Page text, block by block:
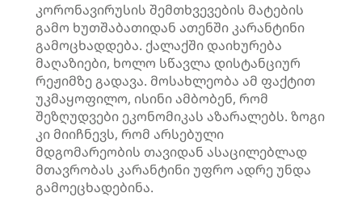
კორონავირუსის შემთხვევების მატების
გამო ხუთშაბათიდან ათენში კარანტინი
გამოცხადდება. ქალაქში დაიხურება
მაღაზიები, ხოლო სწავლა დისტანციურ
რეჟიმზე გადავა. მოსახლეობა ამ ფაქტით
უკმაყოფილო, ისინი ამბობენ, რომ
შეზღუდვები ეკონომიკას აზარალებს. ზოგი
კი მიიჩნევს, რომ არსებული
მდგომარეობის თავიდან ასაცილებლად
მთავრობას კარანტინი უფრო ადრე უნდა
გამოეცხადებინა.